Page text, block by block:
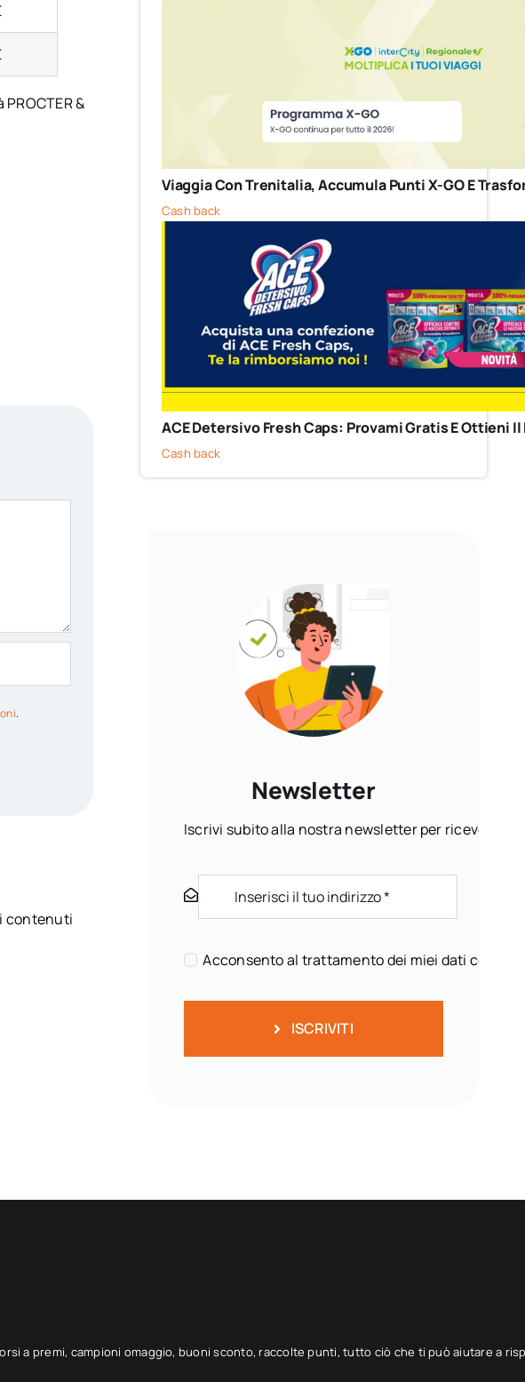
&
.
contenuti
Viaggia Con Trenitalia, Accumula Punti X-GO E
Cash back
ACE Detersivo Fresh Caps: Provami Gratis E Ottieni
Cash back
Newsletter
Iscrivi subito alla nostra newsletter per ricevere
Acconsento al trattamento dei miei dati come
ISCRIVITI
a premi, campioni omaggio, buoni sconto, raccolte punti, tutto ciò che ti può aiutare a